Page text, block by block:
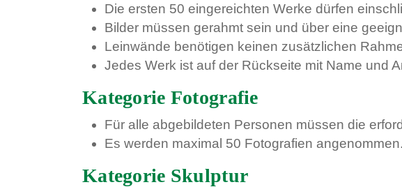
Die ersten 50 eingereichten Werke dürfen
Bilder müssen gerahmt sein und über eine
Leinwände benötigen keinen zusätzlichen
Jedes Werk ist auf der Rückseite mit Name und
Kategorie Fotografie
Für alle abgebildeten Personen müssen die
Es werden maximal 50 Fotografien angenommen.
Kategorie Skulptur